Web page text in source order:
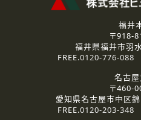
なお、ご連絡手段は、電話・Ｅ
2.個人情報の第三者提供
ご提供いただいた個人情報は、
3.個人情報の取り扱いの委託
弊社の定める個人情報保護の評
人情報を委託する場合があります
福井
〒918-
福井県福井市羽
FREE.0120-776-088
名古
〒460-
愛知県名古屋市中区
FREE.0120-203-348